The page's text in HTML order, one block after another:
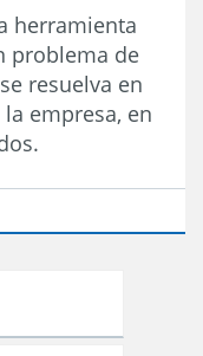
herramienta
problema de
resuelva en
empresa, en